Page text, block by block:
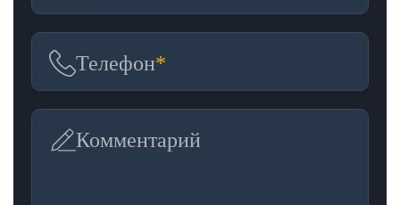
Телефон*
Комментарий